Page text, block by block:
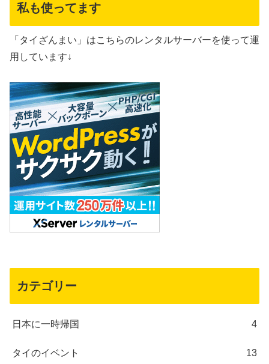
私も使ってます
「タイざんまい」はこちらのレンタルサーバーを使って運
用しています↓
カテゴリー
日本に一時帰国 4
タイのイベント 13